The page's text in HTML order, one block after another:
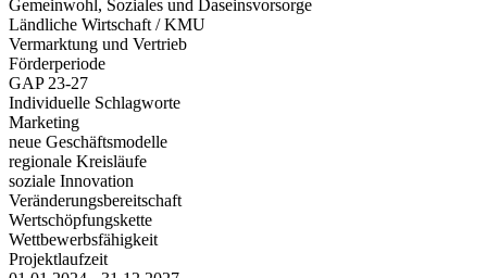
Gemeinwohl, Soziales und Daseinsvorsorge
Ländliche Wirtschaft / KMU
Vermarktung und Vertrieb
Förderperiode
GAP 23-27
Individuelle Schlagworte
Marketing
neue Geschäftsmodelle
regionale Kreisläufe
soziale Innovation
Veränderungsbereitschaft
Wertschöpfungskette
Wettbewerbsfähigkeit
Projektlaufzeit